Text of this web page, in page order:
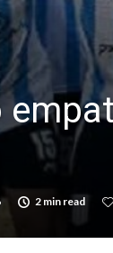
2 min read